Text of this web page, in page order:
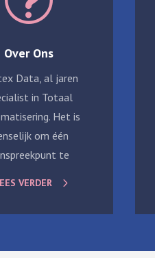
Over Ons
Data, al jaren
in Totaal
Het is
om één
te
VERDER